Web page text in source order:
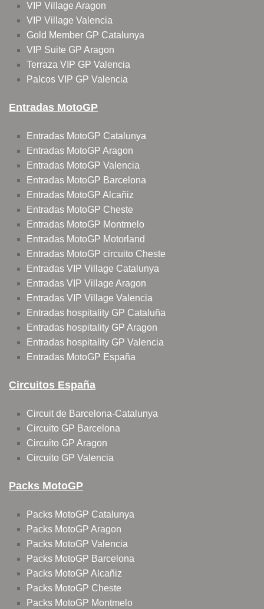
VIP Village Aragon
VIP Village Valencia
Gold Member GP Catalunya
VIP Suite GP Aragon
Terraza VIP GP Valencia
Palcos VIP GP Valencia
Entradas MotoGP
Entradas MotoGP Catalunya
Entradas MotoGP Aragon
Entradas MotoGP Valencia
Entradas MotoGP Barcelona
Entradas MotoGP Alcañiz
Entradas MotoGP Cheste
Entradas MotoGP Montmelo
Entradas MotoGP Motorland
Entradas MotoGP circuito Cheste
Entradas VIP Village Catalunya
Entradas VIP Village Aragon
Entradas VIP Village Valencia
Entradas hospitality GP Cataluña
Entradas hospitality GP Aragon
Entradas hospitality GP Valencia
Entradas MotoGP España
Circuitos España
Circuit de Barcelona-Catalunya
Circuito GP Barcelona
Circuito GP Aragon
Circuito GP Valencia
Packs MotoGP
Packs MotoGP Catalunya
Packs MotoGP Aragon
Packs MotoGP Valencia
Packs MotoGP Barcelona
Packs MotoGP Alcañiz
Packs MotoGP Cheste
Packs MotoGP Montmelo